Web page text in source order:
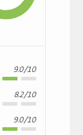
9.0/10
8.2/10
9.0/10